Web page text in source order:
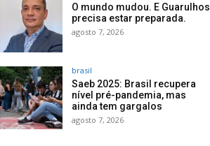
O mundo mudou. E Guarulhos
precisa estar preparada.
agosto 7, 2026
brasil
Saeb 2025: Brasil recupera
nível pré-pandemia, mas
ainda tem gargalos
agosto 7, 2026